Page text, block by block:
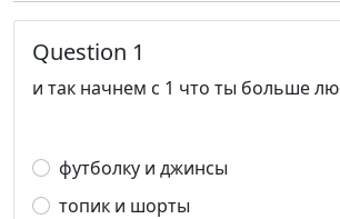
Question 1
и так начнем с 1 что ты больше
футболку и джинсы
топик и шорты